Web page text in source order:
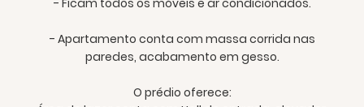
- Apartamento conta com massa corrida nas
paredes, acabamento em gesso.
O prédio oferece: